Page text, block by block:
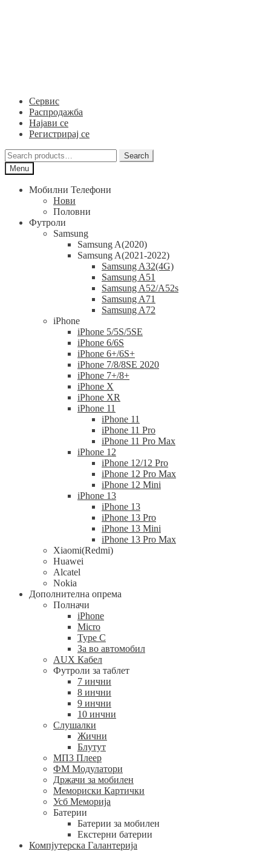
Сервис
Распродажба
Најави се
Регистрирај се
Search
for:
Search
Menu
Мобилни Телефони
Нови
Половни
Футроли
Samsung
Samsung A(2020)
Samsung A(2021-2022)
Samsung A32(4G)
Samsung A51
Samsung A52/A52s
Samsung A71
Samsung A72
iPhone
iPhone 5/5S/5SE
iPhone 6/6S
iPhone 6+/6S+
iPhone 7/8/8SE 2020
iPhone 7+/8+
iPhone X
iPhone XR
iPhone 11
iPhone 11
iPhone 11 Pro
iPhone 11 Pro Max
iPhone 12
iPhone 12/12 Pro
iPhone 12 Pro Max
iPhone 12 Mini
iPhone 13
iPhone 13
iPhone 13 Pro
iPhone 13 Mini
iPhone 13 Pro Max
Xiaomi(Redmi)
Huawei
Alcatel
Nokia
Дополнителна опрема
Полначи
iPhone
Micro
Type C
За во автомобил
AUX Кабел
Футроли за таблет
7 инчни
8 инчни
9 инчни
10 инчни
Слушалки
Жични
Блутут
МП3 Плеер
ФМ Модулатори
Држачи за мобилен
Мемориски Картички
Усб Меморија
Батерии
Батерии за мобилен
Екстерни батерии
Компјутерска Галантерија